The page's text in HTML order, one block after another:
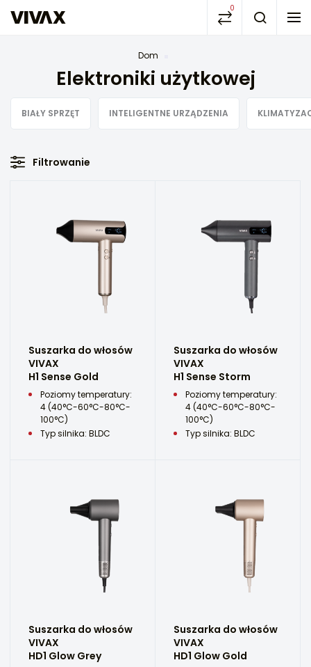
0
Dom
Elektroniki użytkowej
BIAŁY SPRZĘT INTELIGENTNE URZĄDZENIA
Filtrowanie
Suszarka do włosów
VIVAX
H1 Sense Gold
Poziomy temperatury:
4 (40°C-60°C-80°C-
100°C)
Typ silnika: BLDC
Suszarka do włosów
VIVAX
H1 Sense Storm
Poziomy temperatury:
4 (40°C-60°C-80°C-
100°C)
Typ silnika: BLDC
Suszarka do włosów
VIVAX
HD1 Glow Grey
Suszarka do włosów
VIVAX
HD1 Glow Gold